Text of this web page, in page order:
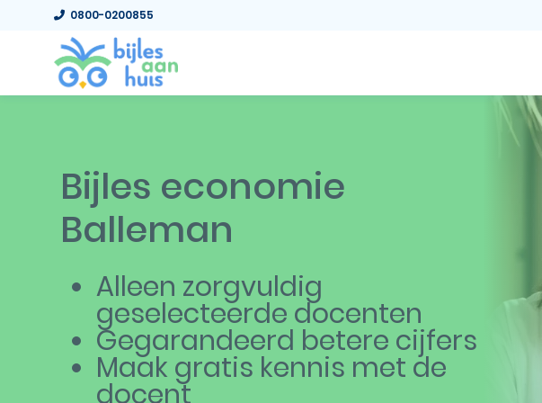
0800-0200855
Bijles economie
Balleman
Alleen zorgvuldig
geselecteerde docenten
Gegarandeerd betere cijfers
Maak gratis kennis met de
docent